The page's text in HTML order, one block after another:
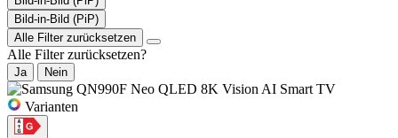
Bild-in-Bild (PiP)
Alle Filter zurücksetzen
Alle Filter zurücksetzen?
Ja Nein
Varianten